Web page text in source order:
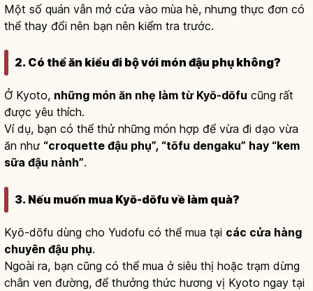
Một số quán vẫn mở cửa vào mùa hè, nhưng thực đơn có
thể thay đổi nên bạn nên kiểm tra trước.
2. Có thể ăn kiểu đi bộ với món đậu phụ không?
Ở Kyoto, những món ăn nhẹ làm từ Kyō-dōfu cũng rất
được yêu thích.
Ví dụ, bạn có thể thử những món hợp để vừa đi dạo vừa
ăn như “croquette đậu phụ”, “tōfu dengaku” hay “kem
sữa đậu nành”.
3. Nếu muốn mua Kyō-dōfu về làm quà?
Kyō-dōfu dùng cho Yudofu có thể mua tại các cửa hàng
chuyên đậu phụ.
Ngoài ra, bạn cũng có thể mua ở siêu thị hoặc trạm dừng
chân ven đường, để thưởng thức hương vị Kyoto ngay tại